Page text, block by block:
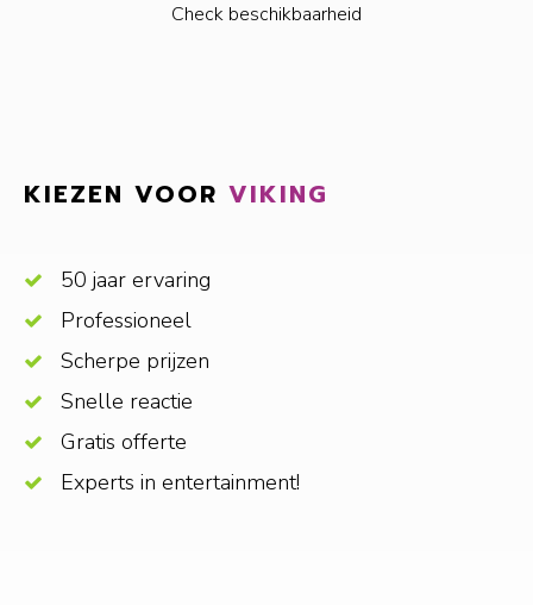
Check beschikbaarheid
KIEZEN VOOR VIKING
50 jaar ervaring
Professioneel
Scherpe prijzen
Snelle reactie
Gratis offerte
Experts in entertainment!